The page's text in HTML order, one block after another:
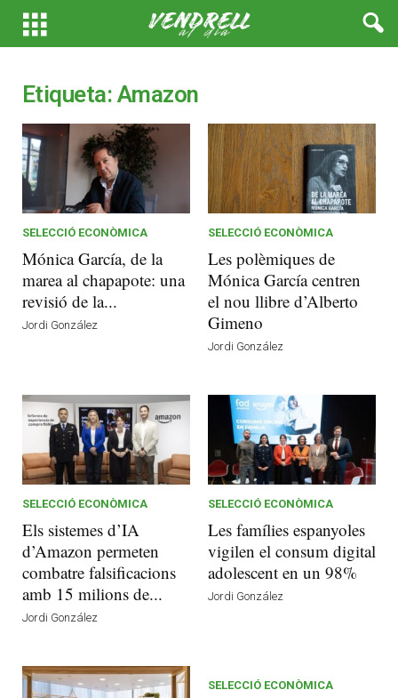
Etiqueta: Amazon
SELECCIÓ ECONÒMICA
Mónica García, de la
marea al chapapote: una
revisió de la...
Jordi González
SELECCIÓ ECONÒMICA
Les polèmiques de
Mónica García centren
el nou llibre d’Alberto
Gimeno
Jordi González
SELECCIÓ ECONÒMICA
Els sistemes d’IA
d’Amazon permeten
combatre falsificacions
amb 15 milions de...
Jordi González
SELECCIÓ ECONÒMICA
Les famílies espanyoles
vigilen el consum digital
adolescent en un 98%
Jordi González
SELECCIÓ ECONÒMICA